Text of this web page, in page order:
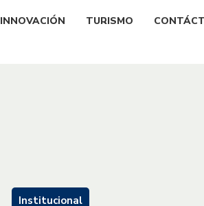
INNOVACIÓN TURISMO
Institucional